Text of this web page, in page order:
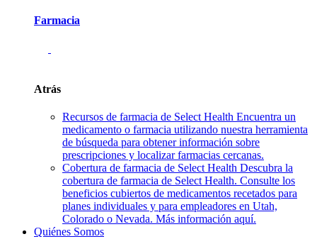
Farmacia
Atrás
Recursos de farmacia de Select Health Encuentra un
medicamento o farmacia utilizando nuestra herramienta
de búsqueda para obtener información sobre
prescripciones y localizar farmacias cercanas.
Cobertura de farmacia de Select Health Descubra la
cobertura de farmacia de Select Health. Consulte los
beneficios cubiertos de medicamentos recetados para
planes individuales y para empleadores en Utah,
Colorado o Nevada. Más información aquí.
Quiénes Somos